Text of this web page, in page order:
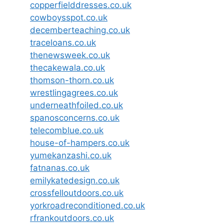
copperfielddresses.co.uk
cowboysspot.co.uk
decemberteaching.co.uk
traceloans.co.uk
thenewsweek.co.uk
thecakewala.co.uk
thomson-thorn.co.uk
wrestlingagrees.co.uk
underneathfoiled.co.uk
spanosconcerns.co.uk
telecomblue.co.uk
house-of-hampers.co.uk
yumekanzashi.co.uk
fatnanas.co.uk
emilykatedesign.co.uk
crossfelloutdoors.co.uk
yorkroadreconditioned.co.uk
rfrankoutdoors.co.uk